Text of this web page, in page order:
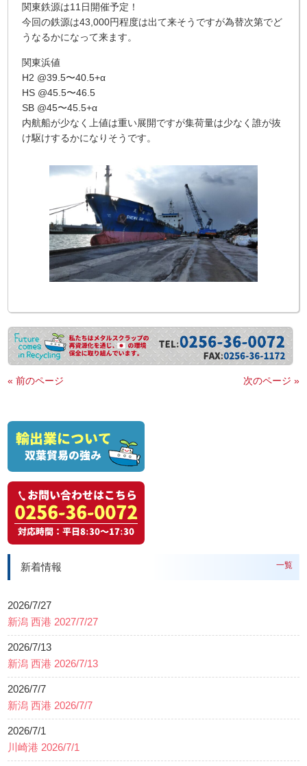
関東鉄源は11日開催予定！
今回の鉄源は43,000円程度は出て来そうですが為替次第でど
うなるかになって来ます。
関東浜値
H2 @39.5〜40.5+α
HS @45.5〜46.5
SB @45〜45.5+α
内航船が少なく上値は重い展開ですが集荷量は少なく誰が抜
け駆けするかになりそうです。
« 前のページ 次のページ »
新着情報 一覧
2026/7/27
新潟 西港 2027/7/27
2026/7/13
新潟 西港 2026/7/13
2026/7/7
新潟 西港 2026/7/7
2026/7/1
川崎港 2026/7/1